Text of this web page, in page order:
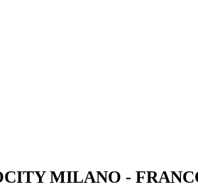
MILANO -